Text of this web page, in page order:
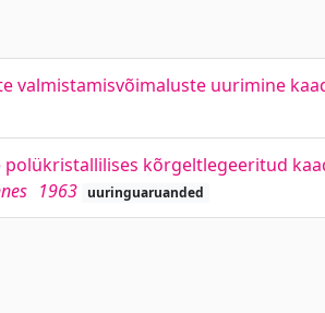
valmistamisvõimaluste uurimine
kõrgeltlegeeritud
1963 uuringuaruanded